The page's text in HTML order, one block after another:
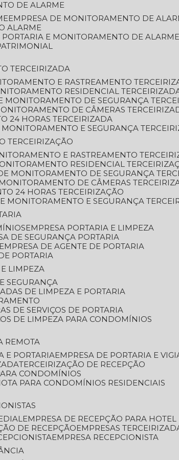
DE ALARME
EMPRESA DE MONITORAMENTO DE
ALARME
PORTARIA E MONITORAMENTO DE
TERCEIRIZADA
E RASTREAMENTO
RESIDENCIAL
MONITORAMENTO DE SEGURANÇA
DE CÂMERAS
24 HORAS TERCEIRIZADA
MONITORAMENTO E SEGURANÇA
TERCEIRIZAÇÃO
E RASTREAMENTO
RESIDENCIAL
DE MONITORAMENTO DE SEGURANÇA
MONITORAMENTO DE CÂMERAS
24 HORAS TERCEIRIZAÇÃO
MONITORAMENTO E SEGURANÇA
EMPRESA PORTARIA E LIMPEZA
DE SEGURANÇA PORTARIA
EMPRESA DE AGENTE DE PORTARIA
PORTARIA
E LIMPEZA
SEGURANÇA
DE LIMPEZA E PORTARIA
DE SERVIÇOS DE PORTARIA
DE LIMPEZA PARA CONDOMÍNIOS
REMOTA
E PORTARIA
EMPRESA DE PORTARIA E
TERCEIRIZAÇÃO DE RECEPÇÃO
CONDOMÍNIOS
PARA CONDOMÍNIOS RESIDENCIAIS
EMPRESA DE RECEPÇÃO PARA HOTEL
DE RECEPÇÃO
EMPRESAS
EMPRESA RECEPCIONISTA